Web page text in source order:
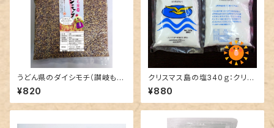
うどん県のダイシモチ（讃岐もち
麦）800ｇパック：クリックポスト
で発送
¥820
クリスマス島の塩340ｇ：クリッ
クポストで発送
¥880